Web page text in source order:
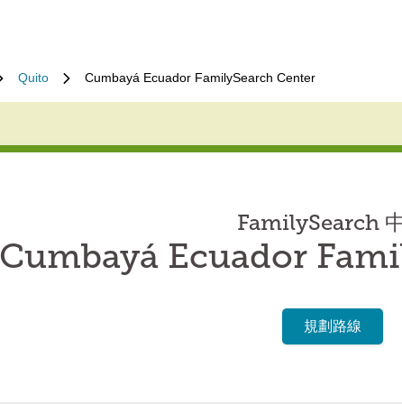
Quito Cumbayá Ecuador FamilySearch Center
FamilySearch
Cumbayá Ecuador
規劃路線